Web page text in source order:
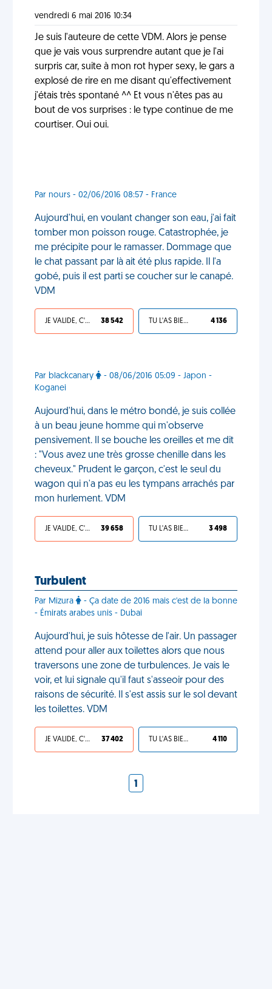
vendredi 6 mai 2016 10:34
Je suis l'auteure de cette VDM. Alors je pense
que je vais vous surprendre autant que je l'ai
surpris car, suite à mon rot hyper sexy, le gars a
explosé de rire en me disant qu'effectivement
j'étais très spontané ^^ Et vous n'êtes pas au
bout de vos surprises : le type continue de me
courtiser. Oui oui.
Par nours - 02/06/2016 08:57 - France
Aujourd'hui, en voulant changer son eau, j'ai fait
tomber mon poisson rouge. Catastrophée, je
me précipite pour le ramasser. Dommage que
le chat passant par là ait été plus rapide. Il l'a
gobé, puis il est parti se coucher sur le canapé.
VDM
JE VALIDE, C'EST UNE VDM 38 542 TU L'AS BIEN MÉRITÉ 4 136
Par blackcanary
- 08/06/2016 05:09 - Japon -
Koganei
Aujourd'hui, dans le métro bondé, je suis collée
à un beau jeune homme qui m'observe
pensivement. Il se bouche les oreilles et me dit
: "Vous avez une très grosse chenille dans les
cheveux." Prudent le garçon, c'est le seul du
wagon qui n'a pas eu les tympans arrachés par
mon hurlement. VDM
JE VALIDE, C'EST UNE VDM 39 658 TU L'AS BIEN MÉRITÉ 3 498
Turbulent
Par Mizura
- Ça date de 2016 mais c'est de la bonne
- Émirats arabes unis - Dubai
Aujourd'hui, je suis hôtesse de l'air. Un passager
attend pour aller aux toilettes alors que nous
traversons une zone de turbulences. Je vais le
voir, et lui signale qu'il faut s'asseoir pour des
raisons de sécurité. Il s'est assis sur le sol devant
les toilettes. VDM
JE VALIDE, C'EST UNE VDM 37 402 TU L'AS BIEN MÉRITÉ 4 110
1